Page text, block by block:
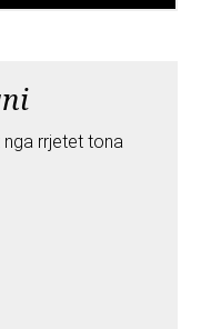
nga rrjetet tona